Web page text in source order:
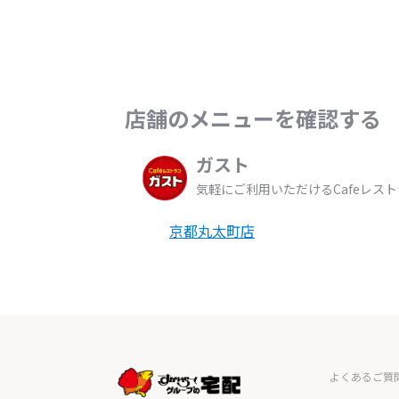
店舗のメニューを確認する
ガスト
気軽にご利用いただけるCafeレス
京都丸太町店
よくあるご質